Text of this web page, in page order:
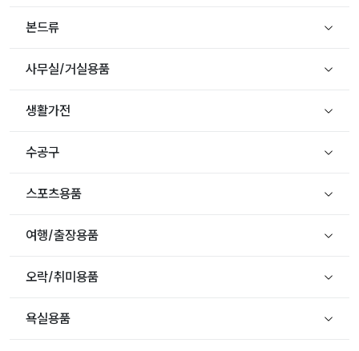
본드류
사무실/거실용품
생활가전
수공구
스포츠용품
여행/출장용품
오락/취미용품
욕실용품